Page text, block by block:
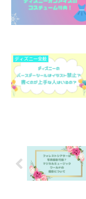
ディズニー全般